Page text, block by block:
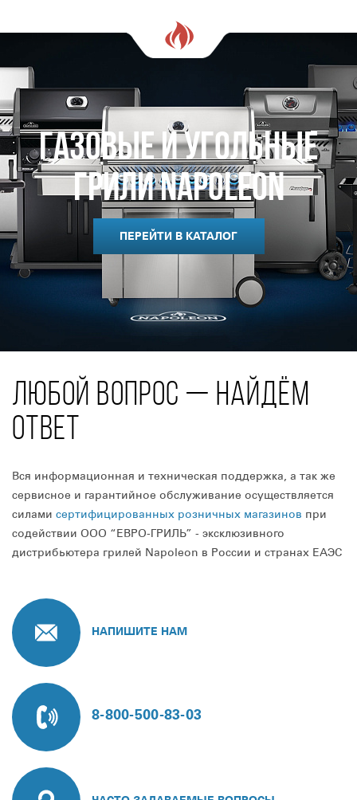
Газовые и Угольные
Грили Napoleon
ПЕРЕЙТИ В КАТАЛОГ
ЛЮБОЙ ВОПРОС — НАЙДЁМ
ОТВЕТ
Вся информационная и техническая поддержка, а так же
сервисное и гарантийное обслуживание осуществляется
силами сертифицированных розничных магазинов при
содействии ООО “ЕВРО-ГРИЛЬ” - эксклюзивного
дистрибьютера грилей Napoleon в России и странах ЕАЭС
НАПИШИТЕ НАМ
8-800-500-83-03